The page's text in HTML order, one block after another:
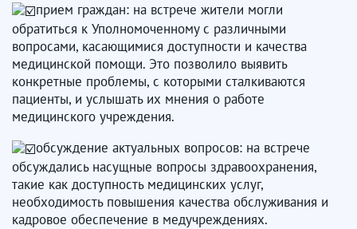
прием граждан: на встрече жители могли
обратиться к Уполномоченному с различными
вопросами, касающимися доступности и качества
медицинской помощи. Это позволило выявить
конкретные проблемы, с которыми сталкиваются
пациенты, и услышать их мнения о работе
медицинского учреждения.
обсуждение актуальных вопросов: на встрече
обсуждались насущные вопросы здравоохранения,
такие как доступность медицинских услуг,
необходимость повышения качества обслуживания и
кадровое обеспечение в медучреждениях.